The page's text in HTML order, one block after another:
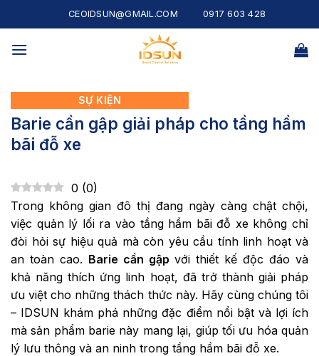
to
content
CEOIDSUN@GMAIL.COM 0917 603 428
SỰ KIỆN
Barie cần gập giải pháp cho tầng hầm
bãi đỗ xe
0 (0)
Trong không gian đô thị đang ngày càng chật chội,
việc quản lý lối ra vào tầng hầm bãi đỗ xe không chỉ
đòi hỏi sự hiệu quả mà còn yêu cầu tính linh hoạt và
an toàn cao. Barie cần gập với thiết kế độc đáo và
khả năng thích ứng linh hoạt, đã trở thành giải pháp
ưu việt cho những thách thức này. Hãy cùng chúng tôi
– IDSUN khám phá những đặc điểm nổi bật và lợi ích
mà sản phẩm barie này mang lại, giúp tối ưu hóa quản
lý lưu thông và an ninh trong tầng hầm bãi đỗ xe.